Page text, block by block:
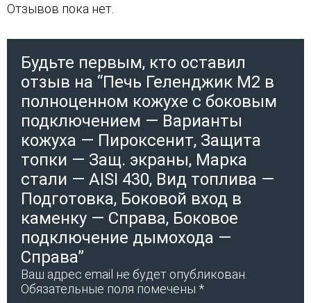
Отзывов пока нет.
Будьте первым, кто оставил
отзыв на “Печь Геленджик М2 в
полноценном кожухе с боковым
подключением — Варианты
кожуха — Пироксенит, Защита
топки — Защ. экраны, Марка
стали — AISI 430, Вид топлива —
Подготовка, Боковой вход в
каменку — Справа, Боковое
подключение дымохода —
Справа”
Ваш адрес email не будет опубликован.
Обязательные поля помечены *